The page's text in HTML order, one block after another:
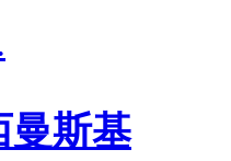
曼斯基